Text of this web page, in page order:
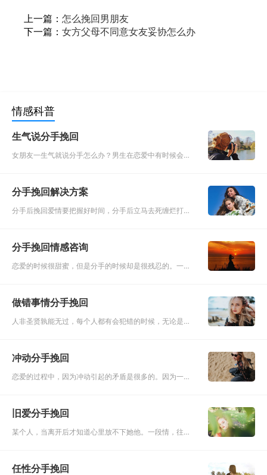
上一篇： 怎么挽回男朋友
下一篇： 女方父母不同意女友妥协怎么办
情感科普
生气说分手挽回
女朋友一生气就说分手怎么办？男生在恋爱中有时候会感
候，会有一种优越感，
分手挽回解决方案
分手后挽回爱情要把握好时间，分手后立马去死缠烂打的
佳时机，当对方分手
分手挽回情感咨询
恋爱的时候很甜蜜，但是分手的时候却是很残忍的。一旦
多，或者对方身上的
做错事情分手挽回
人非圣贤孰能无过，每个人都有会犯错的时候，无论是在
错就要学会把伤害减
冲动分手挽回
恋爱的过程中，因为冲动引起的矛盾是很多的。因为一点
多时候都不是自己的
旧爱分手挽回
某个人，当离开后才知道心里放不下她他。一段情，往往
难过。茫然找寻，却
任性分手挽回